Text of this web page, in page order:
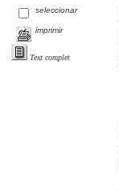
seleccionar
imprimir
Text complet